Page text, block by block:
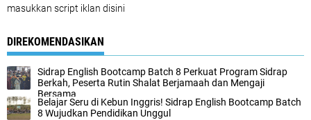
masukkan script iklan disini
DIREKOMENDASIKAN
Sidrap English Bootcamp Batch 8 Perkuat Program Sidrap
Berkah, Peserta Rutin Shalat Berjamaah dan Mengaji
Bersama
Belajar Seru di Kebun Inggris! Sidrap English Bootcamp Batch
8 Wujudkan Pendidikan Unggul